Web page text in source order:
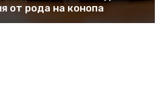
от рода на конопа